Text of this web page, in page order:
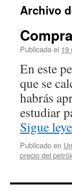
contenido
Archivo
Publicada el 19
En este
que se
habrás
estudiar
Sigue
Publicado en
precio del